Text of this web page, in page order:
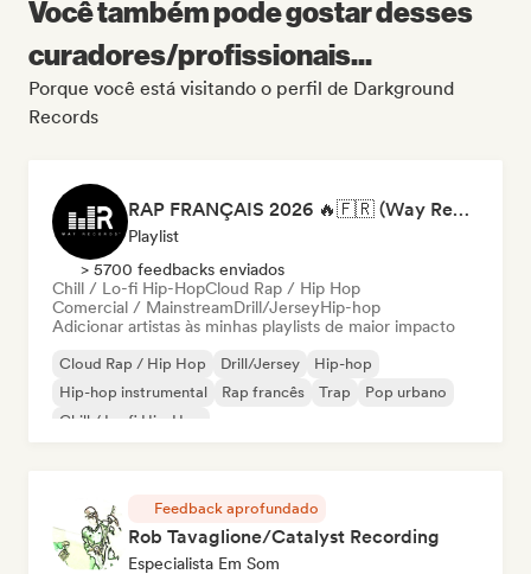
Você também pode gostar desses
curadores/profissionais...
Porque você está visitando o perfil de Darkground
Records
RAP FRANÇAIS 2026 🔥🇫🇷 (Way Records)
Playlist
> 5700 feedbacks enviados
Chill / Lo-fi Hip-HopCloud Rap / Hip Hop
Comercial / MainstreamDrill/JerseyHip-hop
Adicionar artistas às minhas playlists de maior impacto
Cloud Rap / Hip Hop Drill/Jersey
Hip-hop
Hip-hop instrumental
Rap francês Trap
Pop urbano
Chill / Lo-fi Hip-Hop
Feedback aprofundado
Rob Tavaglione/Catalyst Recording
Especialista Em Som